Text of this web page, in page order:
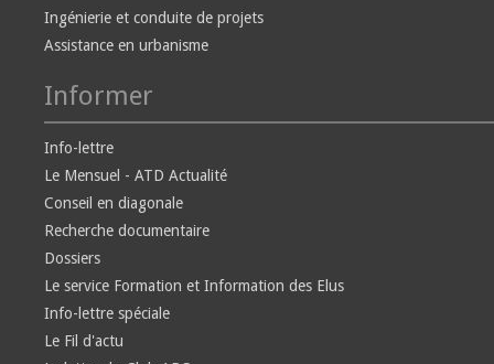
Ingénierie et conduite de projets
Assistance en urbanisme
Informer
Info-lettre
Le Mensuel - ATD Actualité
Conseil en diagonale
Recherche documentaire
Dossiers
Le service Formation et Information des Elus
Info-lettre spéciale
Le Fil d'actu